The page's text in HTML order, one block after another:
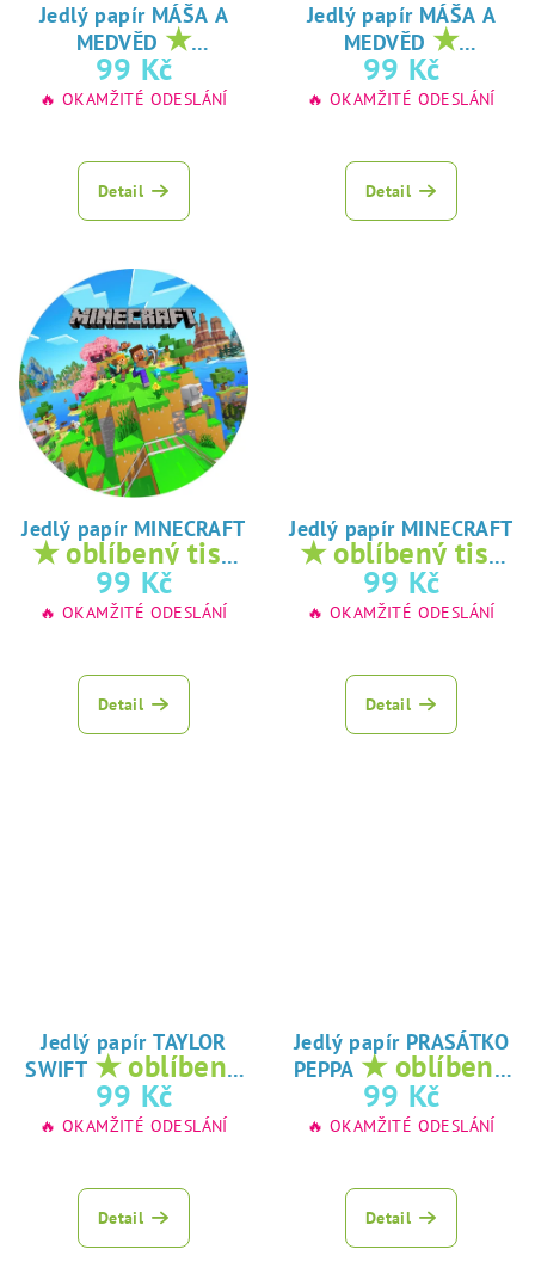
Jedlý papír MÁŠA A
MEDVĚD ★
oblíbený tisk na
jedlý papír
99 Kč
🔥 OKAMŽITÉ ODESLÁNÍ
Detail
Jedlý papír MÁŠA A
MEDVĚD ★
oblíbený tisk na
jedlý papír
99 Kč
🔥 OKAMŽITÉ ODESLÁNÍ
Detail
Jedlý papír MINECRAFT
★ oblíbený tisk
na jedlý papír
99 Kč
🔥 OKAMŽITÉ ODESLÁNÍ
Detail
Jedlý papír MINECRAFT
★ oblíbený tisk
na jedlý papír
99 Kč
🔥 OKAMŽITÉ ODESLÁNÍ
Detail
Jedlý papír TAYLOR
SWIFT ★ oblíbený
tisk na jedlý
papír
99 Kč
🔥 OKAMŽITÉ ODESLÁNÍ
Detail
Jedlý papír PRASÁTKO
PEPPA ★ oblíbený
tisk na jedlý
papír
99 Kč
🔥 OKAMŽITÉ ODESLÁNÍ
Detail